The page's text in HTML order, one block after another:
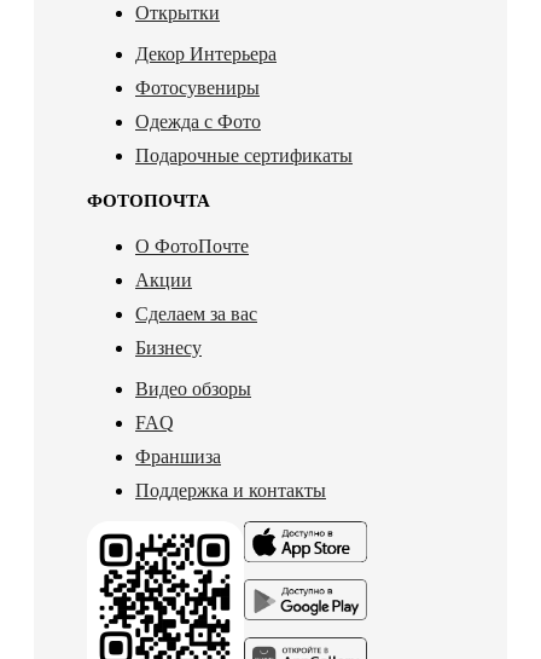
Открытки
Декор Интерьера
Фотосувениры
Одежда с Фото
Подарочные сертификаты
ФОТОПОЧТА
О ФотоПочте
Акции
Сделаем за вас
Бизнесу
Видео обзоры
FAQ
Франшиза
Поддержка и контакты